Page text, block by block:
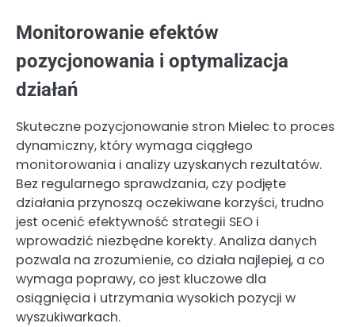
Monitorowanie efektów
pozycjonowania i optymalizacja
działań
Skuteczne pozycjonowanie stron Mielec to proces
dynamiczny, który wymaga ciągłego
monitorowania i analizy uzyskanych rezultatów.
Bez regularnego sprawdzania, czy podjęte
działania przynoszą oczekiwane korzyści, trudno
jest ocenić efektywność strategii SEO i
wprowadzić niezbędne korekty. Analiza danych
pozwala na zrozumienie, co działa najlepiej, a co
wymaga poprawy, co jest kluczowe dla
osiągnięcia i utrzymania wysokich pozycji w
wyszukiwarkach.